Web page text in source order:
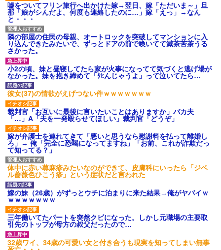
嘘をついてフリン旅行へ出かけた嫁→翌日、嫁「ただいま～」旦
那「娘がシんだよ。何度も連絡したのに…」嫁「えっ」→なん
と・・・
隣の部屋の住民の母親、オートロックを突破してマンションに入
り込んできたみたいで、ずっとドアの前で喚いてて滅茶苦茶うる
さかった。
小2の頃、妹と昼寝してたら家が火事になってて気づくと逃げ場が
なかった。妹を抱き締めて「ﾀﾋんじゃうよ」って泣いてたら…
彼女(37)の情欲がえげつない件ｗｗｗｗｗｗｗ
裁判官「お互いに最後に言いたいことはありますか」バカ夫
「…」A「夫を一発殴らせてほしい」裁判官「どうぞ」
嫁が弁護士を連れてきて「悪いと思うなら慰謝料を払って離婚し
ろ」→ 俺「完全に恐喝になってますね」「お前、これが詐欺だっ
て知ってる？」
体中に赤い蕁麻疹みたいなのができて、皮膚科にいったら「ジベ
ル薔薇色ひこう疹」という症状だと言われた
嫁の妹（26歳）がずっとウチに泊まりに来た結果→俺がヤバイｗ
ｗｗｗｗｗｗｗ
三年働いてたパートを突然クビになった。しかし元職場の主要取
引先のトップが母方の叔父だったので…
32歳ワイ、34歳の可愛い女と付き合うも現実を知ってしまい無事